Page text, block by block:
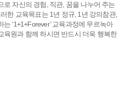
로 자신의 경험, 직관, 꿈을 나누어 주는
한 교육목표는 1년 정규, 1년 강의참관,
‘1+1+Forever’ 교육과정에 무르녹아
육원과 함께 하시면 반드시 더욱 행복한